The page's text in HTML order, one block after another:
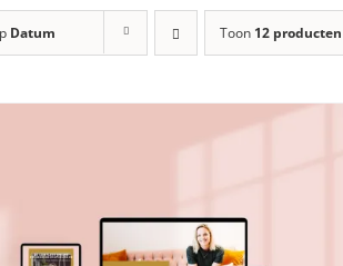
Datum Toon 12 producten